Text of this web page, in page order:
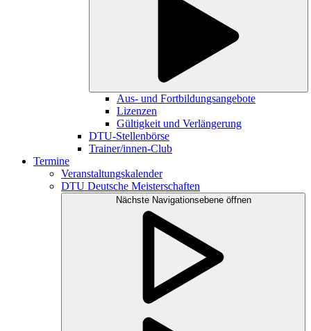
Aus- und Fortbildungsangebote
Lizenzen
Gültigkeit und Verlängerung
DTU-Stellenbörse
Trainer/innen-Club
Termine
Veranstaltungskalender
DTU Deutsche Meisterschaften
Nächste Navigationsebene öffnen